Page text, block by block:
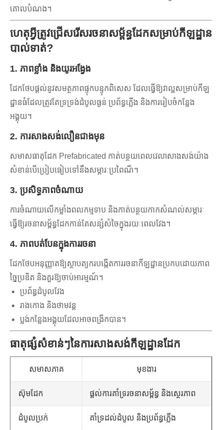
គោលបំណង។
ហេតុអ្វីត្រូវជ្រើសរើសរចនាសម្ព័ន្ធដែកសម្រាប់កីឡដ្ឋាន
បាល់ទាត់?
1. ភាពខ្លាំង និងយូរអង្វែង
ដែកថែបផ្តល់នូវសមត្ថភាពផ្ទុកបន្ទុកពិសេស ដែលធ្វើឱ្យវាល្អសម្រាប់កីឡ
ដ្ឋានធំដែលត្រូវតែទ្រទ្រង់ដំបូលធ្ងន់ ប្រព័ន្ធភ្លើង និងការរៀបចំកន្លែង
អង្គុយ។
2. ការសាងសង់លឿនជាងមុន
សមាសធាតុដែក Prefabricated កាត់បន្ថយពេលវេលាសាងសង់យ៉ាង
សំខាន់បើប្រៀបធៀបទៅនឹងសម្ភារៈប្រពៃណី។
3. ប្រសិទ្ធភាពចំណាយ
ការចំណាយលើកម្លាំងពលកម្មទាប និងកាត់បន្ថយកាកសំណល់សម្ភារៈ
ធ្វើឱ្យរចនាសម្ព័ន្ធដែកកាន់តែសន្សំសំចៃក្នុងរយៈពេលវែង។
4. ភាពបត់បែនក្នុងការរចនា
ដែកថែបអនុញ្ញាតឱ្យស្ថាបត្យករបង្កើតការរចនាកីឡដ្ឋានប្រកបដោយភាព
ច្នៃប្រឌិត និងគួរឱ្យចាប់អារម្មណ៍។
ប្រព័ន្ធដំបូលវែង
រាងកោង និងថាមវន្ត
ប្លង់កន្លែងអង្គុយដែលអាចពង្រីកបាន។
ធាតុផ្សំសំខាន់ៗនៃការសាងសង់កីឡដ្ឋានដែក
សមាសភាគ មុខងារ
ស៊ុមដែក ផ្តល់ការគាំទ្ររចនាសម្ព័ន្ធ និងស្ថេរភាព
ដំបូលប្រក់ គាំទ្រដល់ដំបូល និងប្រព័ន្ធភ្លើង